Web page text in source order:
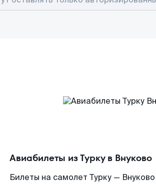
Авиабилеты из Турку в Внуково
Билеты на самолет Турку —